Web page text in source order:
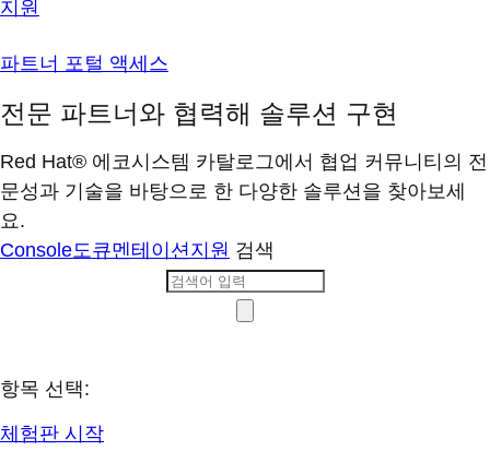
지원
파트너 포털 액세스
전문 파트너와 협력해 솔루션 구현
Red Hat® 에코시스템 카탈로그에서 협업 커뮤니티의 전
문성과 기술을 바탕으로 한 다양한 솔루션을 찾아보세
요.
Console도큐멘테이션지원 검색
항목 선택:
체험판 시작